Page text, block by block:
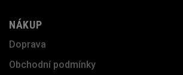
NÁKUP
Doprava
Obchodní podmínky